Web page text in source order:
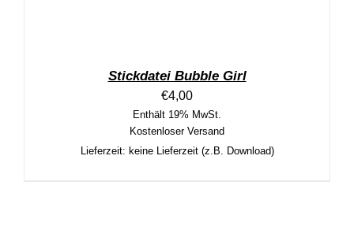
Stickdatei Bubble Girl
€4,00
Enthält 19% MwSt.
Kostenloser Versand
Lieferzeit: keine Lieferzeit (z.B. Download)